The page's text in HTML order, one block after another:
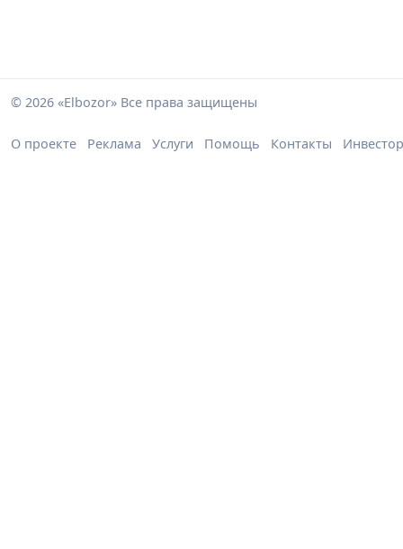
© 2026 «Elbozor» Все права защищены
О проекте Реклама Услуги Помощь Контакты